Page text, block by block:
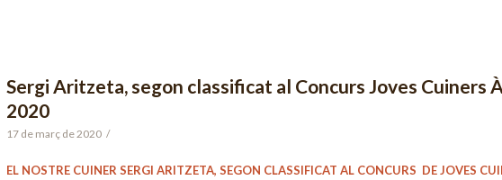
Sergi Aritzeta, segon classificat al Concurs Joves Cuiners
2020
17 de març de 2020 /
EL NOSTRE CUINER SERGI ARITZETA, SEGON CLASSIFICAT AL CONCURS DE JOVES